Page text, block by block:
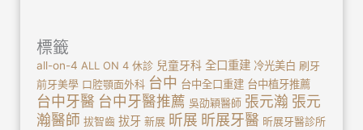
標籤
all-on-4 ALL ON 4 休診 兒童牙科 全口重建 冷光美白 刷牙
前牙美學 口腔顎面外科 台中 台中全口重建 台中植牙推薦
台中牙醫 台中牙醫推薦 吳劭穎醫師 張元瀚 張元
瀚醫師 拔智齒 拔牙 新展 昕展 昕展牙醫 昕展牙醫診所